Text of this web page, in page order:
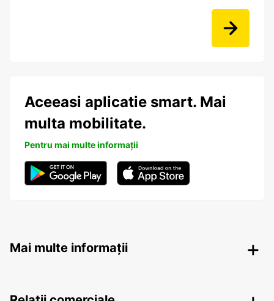
Aceeasi aplicatie smart. Mai
multa mobilitate.
Pentru mai multe informații
Mai multe informații